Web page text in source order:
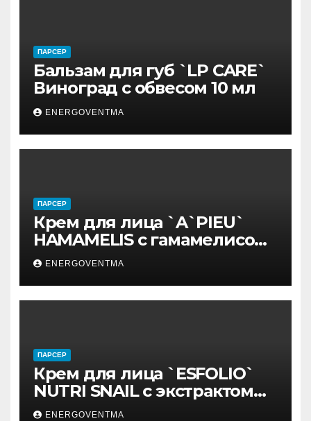
ПАРСЕР
Бальзам для губ `LP CARE`
Виноград с обвесом 10 мл
ENERGOVENTMA
ПАРСЕР
Крем для лица `A`PIEU`
HAMAMELIS с гамамелисом
50 мл
ENERGOVENTMA
ПАРСЕР
Крем для лица `ESFOLIO`
NUTRI SNAIL с экстрактом
муцина улитки 200 мл
ENERGOVENTMA